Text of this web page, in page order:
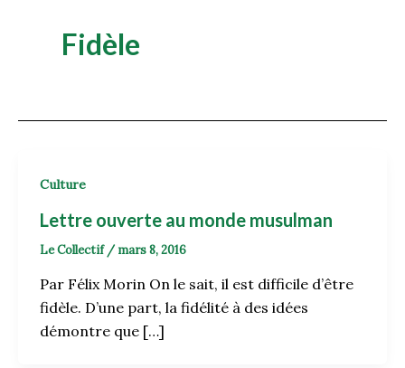
Fidèle
Culture
Lettre ouverte au monde musulman
Le Collectif / mars 8, 2016
Par Félix Morin On le sait, il est difficile d’être
fidèle. D’une part, la fidélité à des idées
démontre que […]